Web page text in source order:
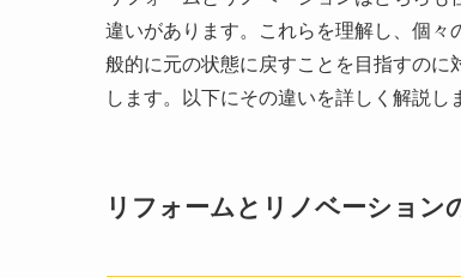
違いがあります。これらを理解し、個
般的に元の状態に戻すことを目指すの
します。以下にその違いを詳しく解説し
リフォームとリノベーション